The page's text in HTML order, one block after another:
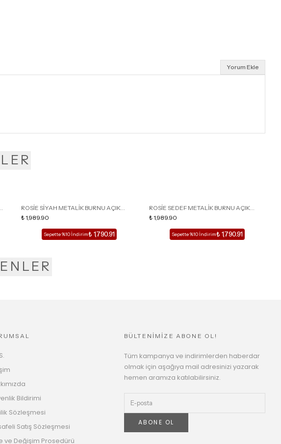
Yorum Ekle
ROSİE SİYAH METALİK BURNU AÇIK
DETAY KAFESLİ KADIN TOPUKLU TERLİK
₺ 1,989.90
Sepette %10 İndirim₺ 1,790.91
ROSİE SEDEF METALİK BURNU AÇIK
DETAY KAFESLİ KADIN TOPUKLU TERLİK
₺ 1,989.90
Sepette %10 İndirim₺ 1,790.91
Bildirimi
Sözleşmesi
Satış Sözleşmesi
ve Değişim Prosedürü
BÜLTENİMİZE ABONE OL!
Tüm kampanya ve indirimlerden haberdar
olmak için aşağıya mail adresinizi yazarak
hemen aramıza katılabilirsiniz.
ABONE OL